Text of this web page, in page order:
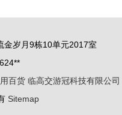
金岁月9栋10单元2017室
百货 临高交游冠科技有限公司
Sitemap